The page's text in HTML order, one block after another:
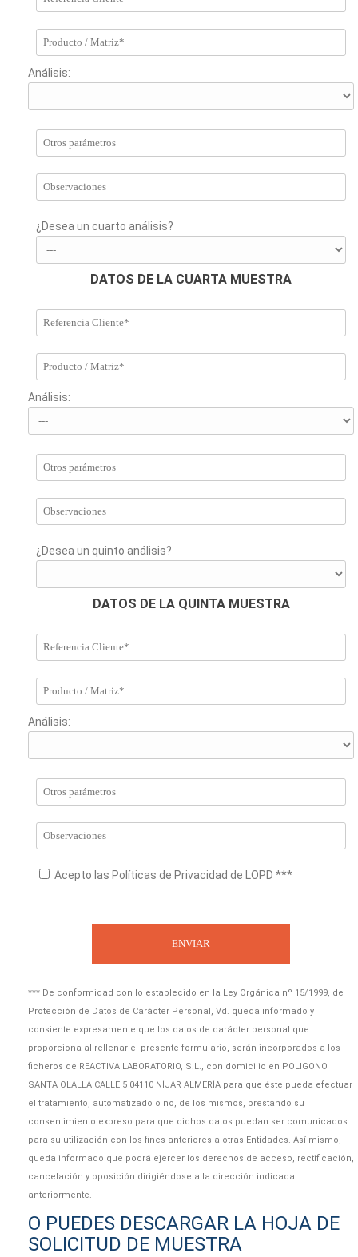
Análisis:
¿Desea un cuarto análisis?
DATOS DE LA CUARTA MUESTRA
Análisis:
¿Desea un quinto análisis?
DATOS DE LA QUINTA MUESTRA
Análisis:
Acepto las Políticas de Privacidad de LOPD ***
*** De conformidad con lo establecido en la Ley Orgánica nº 15/1999, de
Protección de Datos de Carácter Personal, Vd. queda informado y
consiente expresamente que los datos de carácter personal que
proporciona al rellenar el presente formulario, serán incorporados a los
ficheros de REACTIVA LABORATORIO, S.L., con domicilio en POLIGONO
SANTA OLALLA CALLE 5 04110 NÍJAR ALMERÍA para que éste pueda efectuar
el tratamiento, automatizado o no, de los mismos, prestando su
consentimiento expreso para que dichos datos puedan ser comunicados
para su utilización con los fines anteriores a otras Entidades. Así mismo,
queda informado que podrá ejercer los derechos de acceso, rectificación,
cancelación y oposición dirigiéndose a la dirección indicada
anteriormente.
O PUEDES DESCARGAR LA HOJA DE
SOLICITUD DE MUESTRA